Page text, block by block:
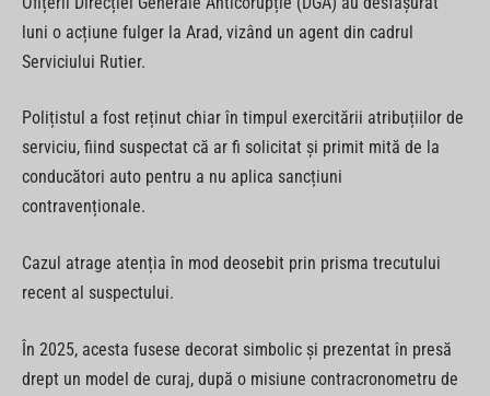
luni o acțiune fulger la Arad, vizând un agent din cadrul
Serviciului Rutier.
Polițistul a fost reținut chiar în timpul exercitării atribuțiilor de
serviciu, fiind suspectat că ar fi solicitat și primit mită de la
conducători auto pentru a nu aplica sancțiuni
contravenționale.
Cazul atrage atenția în mod deosebit prin prisma trecutului
recent al suspectului.
În 2025, acesta fusese decorat simbolic și prezentat în presă
drept un model de curaj, după o misiune contracronometru de